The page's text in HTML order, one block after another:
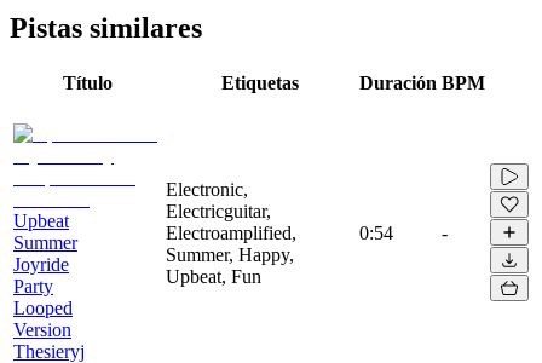
Pistas similares
Título Etiquetas Duración BPM
Upbeat
Summer
Joyride
Party
Looped
Version
Thesieryj
Electronic,
Electricguitar,
Electroamplified,
Summer, Happy,
Upbeat, Fun
0:54 -